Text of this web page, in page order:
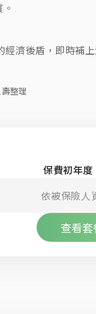
濟後盾，即時補
整理
保費初年度
依被保險人
查看